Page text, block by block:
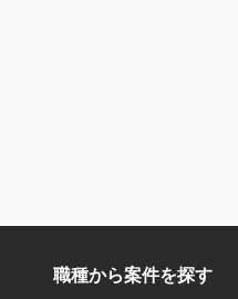
職種から案件を探す